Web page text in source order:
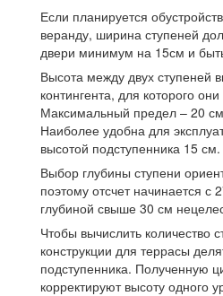
Если планируется
веранду, ширина ступеней
двери минимум на 15см и
Высота между двух ступеней
контингента, для которого
Максимальный предел – 20
Наиболее удобна для
высотой подступенника 15 см.
Выбор глубины ступени
поэтому отсчет начинается с
глубиной свыше 30 см
Чтобы вычислить количество
конструкции для террасы
подступенника. Полученную
корректируют высоту одного